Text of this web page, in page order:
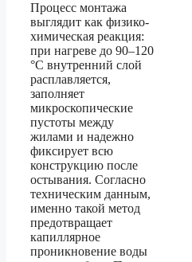
Процесс монтажа
выглядит как физико-
химическая реакция:
при нагреве до 90–120
°C внутренний слой
расплавляется,
заполняет
микроскопические
пустоты между
жилами и надежно
фиксирует всю
конструкцию после
остывания. Согласно
техническим данным,
именно такой метод
предотвращает
капиллярное
проникновение воды